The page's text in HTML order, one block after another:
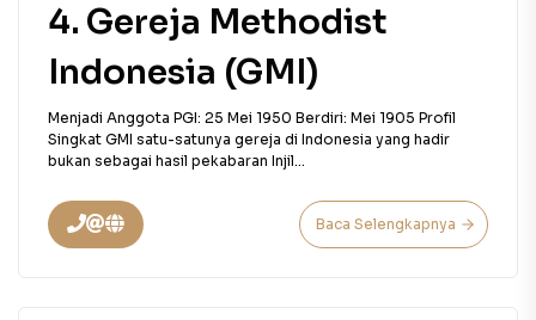
4. Gereja Methodist
Indonesia (GMI)
Menjadi Anggota PGI: 25 Mei 1950 Berdiri: Mei 1905 Profil
Singkat GMI satu-satunya gereja di Indonesia yang hadir
bukan sebagai hasil pekabaran Injil...
Baca Selengkapnya